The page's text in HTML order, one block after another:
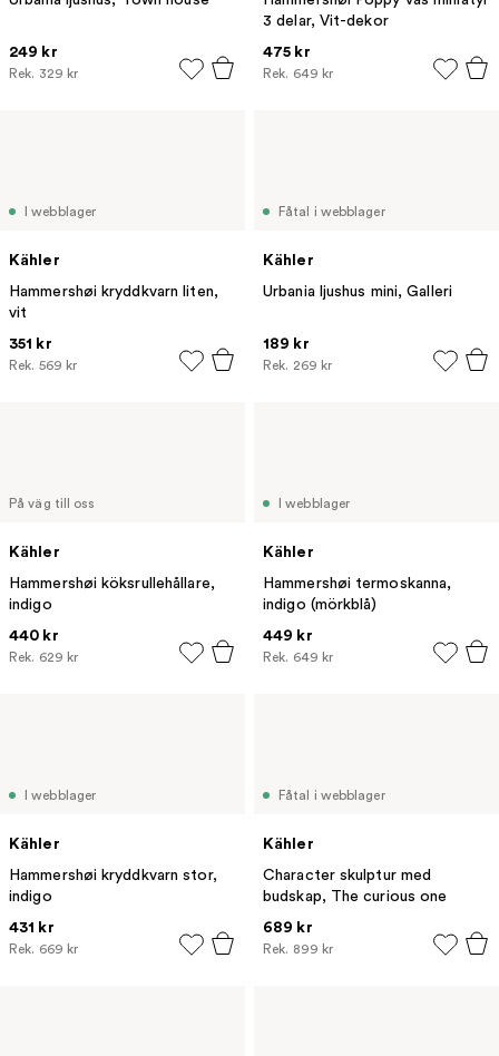
249 kr
Rek. 329 kr
3 delar, Vit-dekor
475 kr
Rek. 649 kr
I webblager
Kähler
Hammershøi kryddkvarn liten,
vit
351 kr
Rek. 569 kr
Fåtal i webblager
Kähler
Urbania ljushus mini, Galleri
189 kr
Rek. 269 kr
På väg till oss
Kähler
Hammershøi köksrullehållare,
indigo
440 kr
Rek. 629 kr
I webblager
Kähler
Hammershøi termoskanna,
indigo (mörkblå)
449 kr
Rek. 649 kr
I webblager
Kähler
Hammershøi kryddkvarn stor,
indigo
431 kr
Rek. 669 kr
Fåtal i webblager
Kähler
Character skulptur med
budskap, The curious one
689 kr
Rek. 899 kr